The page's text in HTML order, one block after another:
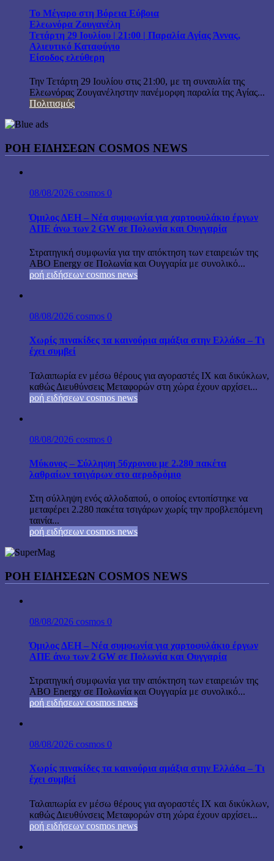
Το Μέγαρο στη Βόρεια Εύβοια
Ελεωνόρα Ζουγανέλη
Τετάρτη 29 Ιουλίου | 21:00 | Παραλία Αγίας Άννας,
Αλιευτικό Καταφύγιο
Είσοδος ελεύθερη
Την Τετάρτη 29 Ιουλίου στις 21:00, με τη συναυλία της
Ελεωνόρας Ζουγανέληστην πανέμορφη παραλία της Αγίας...
Πολιτισμός
ΡΟΗ ΕΙΔΗΣΕΩΝ COSMOS NEWS
08/08/2026 cosmos 0
Όμιλος ΔΕΗ – Νέα συμφωνία για χαρτοφυλάκιο έργων
ΑΠΕ άνω των 2 GW σε Πολωνία και Ουγγαρία
Στρατηγική συμφωνία για την απόκτηση των εταιρειών της
ABO Energy σε Πολωνία και Ουγγαρία με συνολικό...
ροή ειδήσεων cosmos news
08/08/2026 cosmos 0
Χωρίς πινακίδες τα καινούρια αμάξια στην Ελλάδα – Τι
έχει συμβεί
Ταλαιπωρία εν μέσω θέρους για αγοραστές ΙΧ και δικύκλων,
καθώς Διευθύνσεις Μεταφορών στη χώρα έχουν αρχίσει...
ροή ειδήσεων cosmos news
08/08/2026 cosmos 0
Μύκονος – Σύλληψη 56χρονου με 2.280 πακέτα
λαθραίων τσιγάρων στο αεροδρόμιο
Στη σύλληψη ενός αλλοδαπού, ο οποίος εντοπίστηκε να
μεταφέρει 2.280 πακέτα τσιγάρων χωρίς την προβλεπόμενη
ταινία...
ροή ειδήσεων cosmos news
ΡΟΉ ΕΙΔΉΣΕΩΝ COSMOS NEWS
08/08/2026 cosmos 0
Όμιλος ΔΕΗ – Νέα συμφωνία για χαρτοφυλάκιο έργων
ΑΠΕ άνω των 2 GW σε Πολωνία και Ουγγαρία
Στρατηγική συμφωνία για την απόκτηση των εταιρειών της
ABO Energy σε Πολωνία και Ουγγαρία με συνολικό...
ροή ειδήσεων cosmos news
08/08/2026 cosmos 0
Χωρίς πινακίδες τα καινούρια αμάξια στην Ελλάδα – Τι
έχει συμβεί
Ταλαιπωρία εν μέσω θέρους για αγοραστές ΙΧ και δικύκλων,
καθώς Διευθύνσεις Μεταφορών στη χώρα έχουν αρχίσει...
ροή ειδήσεων cosmos news